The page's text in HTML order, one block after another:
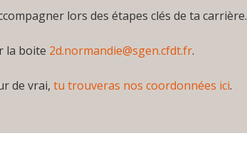
lors des étapes clés de ta carrière.
la boite 2d.normandie@sgen.cfdt.fr.
de vrai, tu trouveras nos coordonnées ici.